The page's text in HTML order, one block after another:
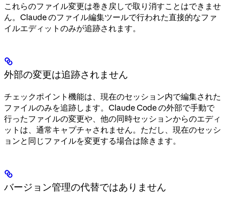
これらのファイル変更は巻き戻しで取り消すことはできませ
ん。Claude のファイル編集ツールで行われた直接的なファ
イルエディットのみが追跡されます。
外部の変更は追跡されません
チェックポイント機能は、現在のセッション内で編集された
ファイルのみを追跡します。Claude Code の外部で手動で
行ったファイルの変更や、他の同時セッションからのエディ
ットは、通常キャプチャされません。ただし、現在のセッシ
ョンと同じファイルを変更する場合は除きます。
バージョン管理の代替ではありません